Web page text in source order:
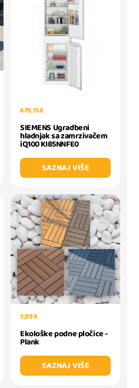
679,15 €
SIEMENS Ugradbeni
hladnjak sa zamrzivačem
iQ100 KI85NNFE0
SAZNAJ VIŠE
3,99 €
Ekološke podne pločice -
Plank
SAZNAJ VIŠE